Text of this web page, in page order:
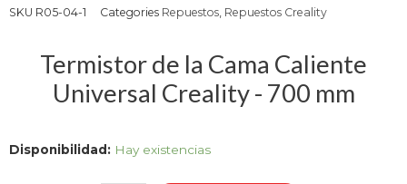
SKU R05-04-1 Categories Repuestos, Repuestos Creality
Termistor de la Cama Caliente
Universal Creality - 700 mm
Disponibilidad: Hay existencias
Termistor